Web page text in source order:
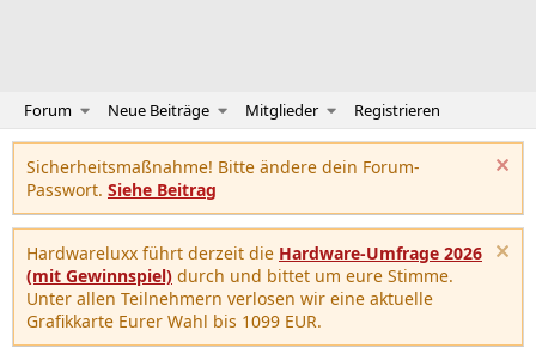
Forum Neue Beiträge Mitglieder Registrieren
Sicherheitsmaßnahme! Bitte ändere dein Forum-
Passwort. Siehe Beitrag
Hardwareluxx führt derzeit die Hardware-Umfrage 2026
(mit Gewinnspiel) durch und bittet um eure Stimme.
Unter allen Teilnehmern verlosen wir eine aktuelle
Grafikkarte Eurer Wahl bis 1099 EUR.